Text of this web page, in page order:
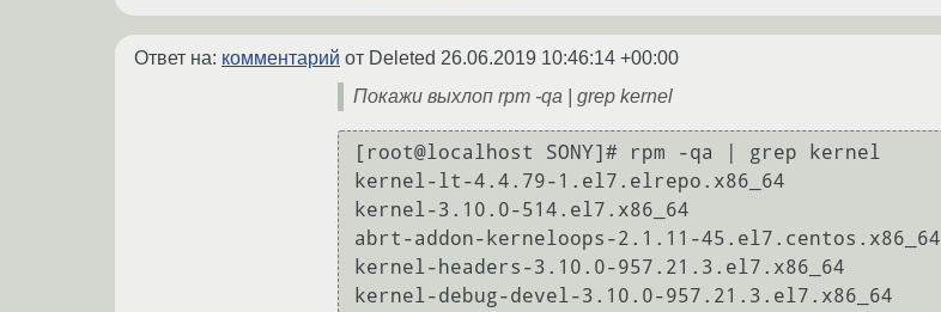
Ответ на: комментарий от Deleted 26.06.2019 10:46:14 +00:00
Покажи выхлоп rpm -qa | grep kernel
[root@localhost SONY]# rpm -qa | grep kernel
kernel-lt-4.4.79-1.el7.elrepo.x86_64
kernel-3.10.0-514.el7.x86_64
abrt-addon-kerneloops-2.1.11-45.el7.centos.x86_64
kernel-headers-3.10.0-957.21.3.el7.x86_64
kernel-debug-devel-3.10.0-957.21.3.el7.x86_64